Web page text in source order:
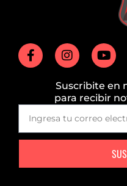
Suscribite en
para recibir